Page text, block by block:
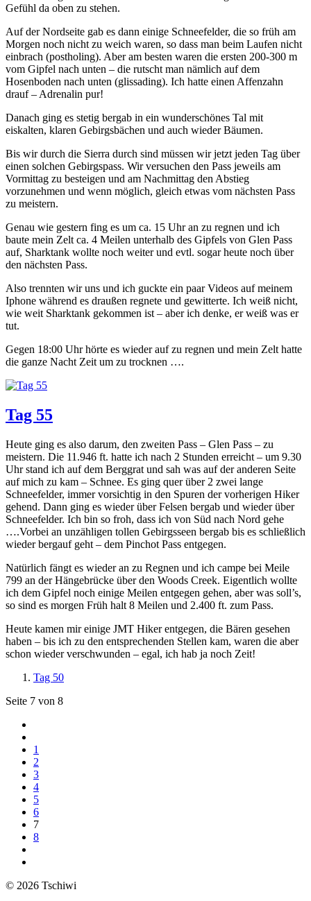
Gefühl da oben zu stehen.
Auf der Nordseite gab es dann einige Schneefelder, die so früh am
Morgen noch nicht zu weich waren, so dass man beim Laufen nicht
einbrach (postholing). Aber am besten waren die ersten 200-300 m
vom Gipfel nach unten – die rutscht man nämlich auf dem
Hosenboden nach unten (glissading). Ich hatte einen Affenzahn
drauf – Adrenalin pur!
Danach ging es stetig bergab in ein wunderschönes Tal mit
eiskalten, klaren Gebirgsbächen und auch wieder Bäumen.
Bis wir durch die Sierra durch sind müssen wir jetzt jeden Tag über
einen solchen Gebirgspass. Wir versuchen den Pass jeweils am
Vormittag zu besteigen und am Nachmittag den Abstieg
vorzunehmen und wenn möglich, gleich etwas vom nächsten Pass
zu meistern.
Genau wie gestern fing es um ca. 15 Uhr an zu regnen und ich
baute mein Zelt ca. 4 Meilen unterhalb des Gipfels von Glen Pass
auf, Sharktank wollte noch weiter und evtl. sogar heute noch über
den nächsten Pass.
Also trennten wir uns und ich guckte ein paar Videos auf meinem
Iphone während es draußen regnete und gewitterte. Ich weiß nicht,
wie weit Sharktank gekommen ist – aber ich denke, er weiß was er
tut.
Gegen 18:00 Uhr hörte es wieder auf zu regnen und mein Zelt hatte
die ganze Nacht Zeit um zu trocknen ….
Tag 55
Heute ging es also darum, den zweiten Pass – Glen Pass – zu
meistern. Die 11.946 ft. hatte ich nach 2 Stunden erreicht – um 9.30
Uhr stand ich auf dem Berggrat und sah was auf der anderen Seite
auf mich zu kam – Schnee. Es ging quer über 2 zwei lange
Schneefelder, immer vorsichtig in den Spuren der vorherigen Hiker
gehend. Dann ging es wieder über Felsen bergab und wieder über
Schneefelder. Ich bin so froh, dass ich von Süd nach Nord gehe
….Vorbei an unzähligen tollen Gebirgsseen bergab bis es schließlich
wieder bergauf geht – dem Pinchot Pass entgegen.
Natürlich fängt es wieder an zu Regnen und ich campe bei Meile
799 an der Hängebrücke über den Woods Creek. Eigentlich wollte
ich dem Gipfel noch einige Meilen entgegen gehen, aber was soll’s,
so sind es morgen Früh halt 8 Meilen und 2.400 ft. zum Pass.
Heute kamen mir einige JMT Hiker entgegen, die Bären gesehen
haben – bis ich zu den entsprechenden Stellen kam, waren die aber
schon wieder verschwunden – egal, ich hab ja noch Zeit!
Tag 50
Seite 7 von 8
1
2
3
4
5
6
7
8
© 2026 Tschiwi